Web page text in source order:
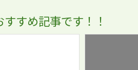
すめ記事です！！